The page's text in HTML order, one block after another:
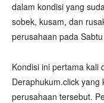
dalam kondisi yang
sobek, kusam, dan
perusahaan pada Sabtu
Kondisi ini pertama kali
Deraphukum.click
perusahaan tersebut.